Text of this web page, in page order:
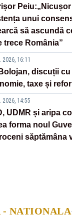
unui
să ascundă
trece România”
2026, 16:11
Bolojan, discuții
taxe și
2026, 14:55
UDMR și aripa
forma noul
săptămâna
NATIONALA